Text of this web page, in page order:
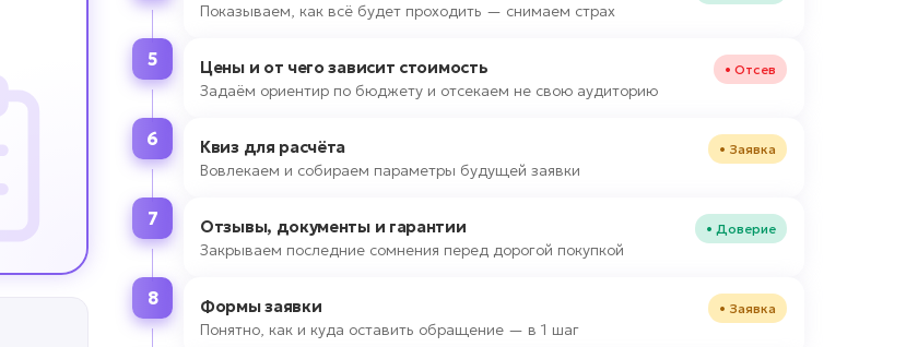
Показываем, как всё будет проходить — снимаем страх
5 Цены и от чего зависит стоимость
Задаём ориентир по бюджету и отсекаем не свою аудиторию
• Отсев
6 Квиз для расчёта
Вовлекаем и собираем параметры будущей заявки
• Заявка
7 Отзывы, документы и гарантии
Закрываем последние сомнения перед дорогой покупкой
• Доверие
8 Формы заявки
Понятно, как и куда оставить обращение — в 1 шаг
• Заявка